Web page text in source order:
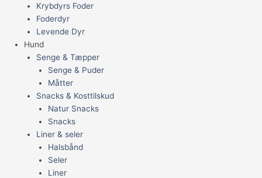
Krybdyrs Foder
Foderdyr
Levende Dyr
Hund
Senge & Tæpper
Senge & Puder
Måtter
Snacks & Kosttilskud
Natur Snacks
Snacks
Liner & seler
Halsbånd
Seler
Liner